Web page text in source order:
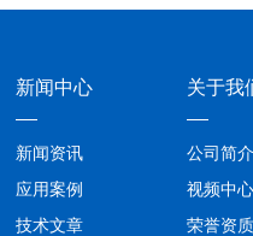
新闻中心
新闻资讯
应用案例
技术文章
关于我
公司简介
视频中心
荣誉资质